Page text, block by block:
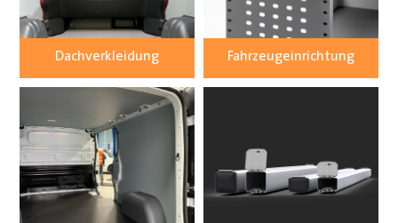
Dachverkleidung Fahrzeugeinrichtung